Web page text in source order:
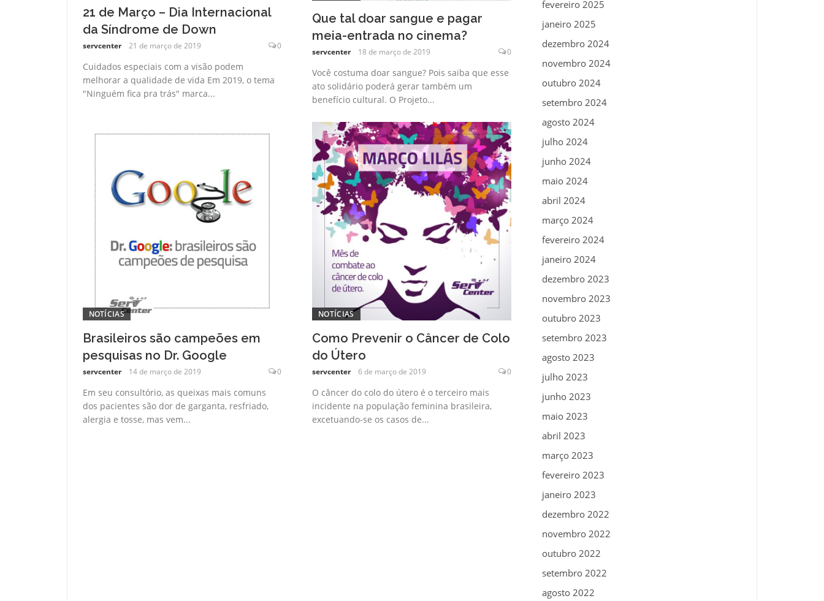
21 de Março – Dia Internacional
da Síndrome de Down
servcenter 21 de março de 2019 0
Cuidados especiais com a visão podem
melhorar a qualidade de vida Em 2019, o tema
"Ninguém fica pra trás" marca...
Que tal doar sangue e pagar
meia-entrada no cinema?
servcenter 18 de março de 2019 0
Você costuma doar sangue? Pois saiba que esse
ato solidário poderá gerar também um
benefício cultural. O Projeto...
NOTÍCIAS
Brasileiros são campeões em
pesquisas no Dr. Google
servcenter 14 de março de 2019 0
Em seu consultório, as queixas mais comuns
dos pacientes são dor de garganta, resfriado,
alergia e tosse, mas vem...
NOTÍCIAS
Como Prevenir o Câncer de Colo
do Útero
servcenter 6 de março de 2019 0
O câncer do colo do útero é o terceiro mais
incidente na população feminina brasileira,
excetuando-se os casos de...
fevereiro 2025
janeiro 2025
dezembro 2024
novembro 2024
outubro 2024
setembro 2024
agosto 2024
julho 2024
junho 2024
maio 2024
abril 2024
março 2024
fevereiro 2024
janeiro 2024
dezembro 2023
novembro 2023
outubro 2023
setembro 2023
agosto 2023
julho 2023
junho 2023
maio 2023
abril 2023
março 2023
fevereiro 2023
janeiro 2023
dezembro 2022
novembro 2022
outubro 2022
setembro 2022
agosto 2022